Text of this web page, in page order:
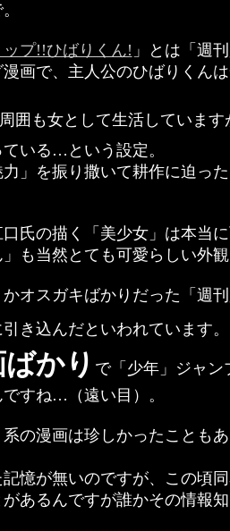
ップ!!ひばりくん! 」とは「週
画で、主人公のひばりくん
囲も女として生活していま
いる…という設定。
」を振り撒いて耕作に迫っ
氏の描く「美少女」は本当
も当然とても可愛らしい外観
オスガキばかりだった「週刊
き込んだといわれています
かり で「少年」ジャン
すね…（遠い目）。
の漫画は珍しかったことも
憶が無いのですが、この頃
あるんですが誰かその情報